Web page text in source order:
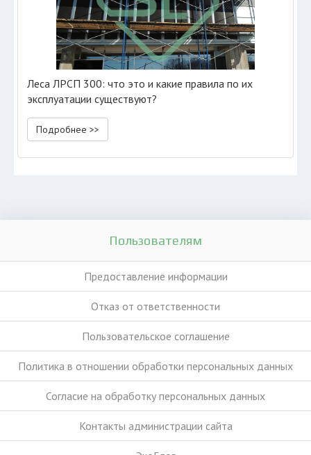
Леса ЛРСП 300: что это и какие правила по их
эксплуатации существуют?
Подробнее >>
Пользователям
Предоставление информации
Отказ от ответственности
Пользовательское соглашение
Политика в отношении обработки персональных данных
Согласие на обработку персональных данных
Контакты администрации сайта